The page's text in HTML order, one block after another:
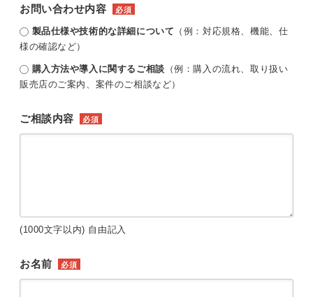
お問い合わせ内容 必須
製品仕様や技術的な詳細について （例：対応規格、機能、仕
様の確認など）
購入方法や導入に関するご相談 （例：購入の流れ、取り扱い
販売店のご案内、案件のご相談など）
ご相談内容 必須
(1000文字以内) 自由記入
お名前 必須